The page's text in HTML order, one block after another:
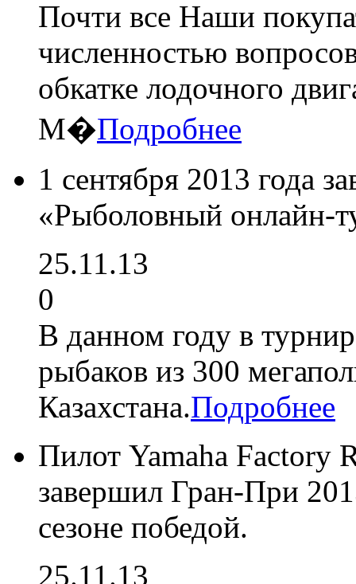
Почти все Наши
численностью
обкатке лодочного
М�Подробнее
1 сентября 2013 года
«Рыболовный онлайн-
25.11.13
0
В данном году в
рыбаков из 300
Казахстана.Подробнее
Пилот Yamaha Factory
завершил Гран-При
сезоне победой.
25.11.13